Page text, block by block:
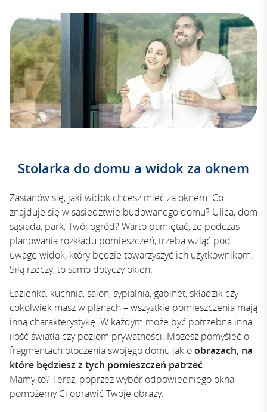
Stolarka do domu a widok za oknem
Zastanów się, jaki widok chcesz mieć za oknem. Co
znajduje się w sąsiedztwie budowanego domu? Ulica, dom
sąsiada, park, Twój ogród? Warto pamiętać, że podczas
planowania rozkładu pomieszczeń, trzeba wziąć pod
uwagę widok, który będzie towarzyszyć ich użytkownikom.
Siłą rzeczy, to samo dotyczy okien.
Łazienka, kuchnia, salon, sypialnia, gabinet, składzik czy
cokolwiek masz w planach – wszystkie pomieszczenia mają
inną charakterystykę. W każdym może być potrzebna inna
ilość światła czy poziom prywatności. Możesz pomyśleć o
fragmentach otoczenia swojego domu jak oobrazach, na
które będziesz z tych pomieszczeń patrzeć.
Mamy to? Teraz, poprzez wybór odpowiedniego okna
pomożemy Ci oprawić Twoje obrazy.